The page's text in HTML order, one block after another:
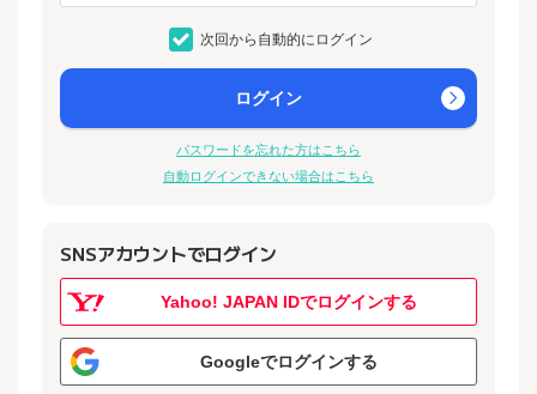
次回から自動的にログイン
ログイン
パスワードを忘れた方はこちら
自動ログインできない場合はこちら
SNSアカウントでログイン
Yahoo! JAPAN IDでログインする
Googleでログインする